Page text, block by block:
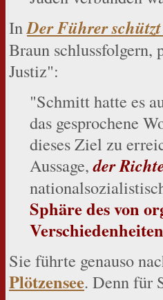
InDer Führer
Braun
Justiz":
"Schmitt hatte es
das gesprochene
dieses Ziel zu
Aussage,der
Sphäre des von
Sie führte genauso
Plötzensee. Denn für